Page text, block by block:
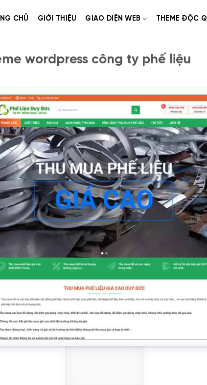
CHỦ GIỚI THIỆU GIAO DIỆN WEB THEME ĐỘC
wordpress công ty phế liệu